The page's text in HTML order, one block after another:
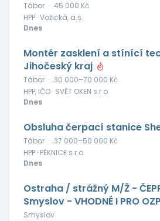
Tábor · 45 000 Kč
HPP · Vožická, a.s.
Dnes
Montér zasklení a stínící
Jihočeský kraj
Tábor · 30 000–70 000 Kč
HPP, IČO · SVĚT OKEN s.r.o.
Dnes
Obsluha čerpací stanice
Tábor · 37 000–50 000 Kč
HPP · PĚKNICE s.r.o.
Dnes
Ostraha / strážný M/Ž -
Smyslov - VHODNÉ I PRO OZP
Smyslov